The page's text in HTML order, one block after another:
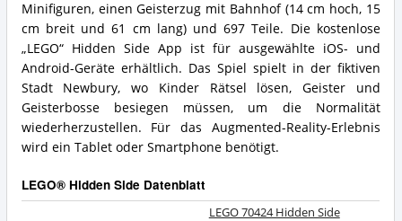
Side
Geister-
Expresszug
Kinderspielzeug
Zusammenfassung:
Was
bietet
dieses
LEGO®
Hidden
Minifiguren, einen Geisterzug mit Bahnhof (14 cm hoch, 15
cm breit und 61 cm lang) und 697 Teile. Die kostenlose
„LEGO“ Hidden Side App ist für ausgewählte iOS- und
Android-Geräte erhältlich. Das Spiel spielt in der fiktiven
Stadt Newbury, wo Kinder Rätsel lösen, Geister und
Geisterbosse besiegen müssen, um die Normalität
wiederherzustellen. Für das Augmented-Reality-Erlebnis
wird ein Tablet oder Smartphone benötigt.
LEGO® Hidden Side Datenblatt
LEGO 70424 Hidden Side
Was
spricht
für
dieses
LEGO®
Hidden
Side?